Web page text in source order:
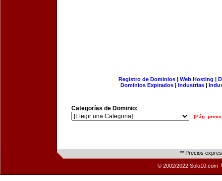
Registro de Dominios| Web Hosting |
Dominios Expirados | Industrias |
Categorías de Dominio:
[Pág.
** Precios
© 2002/2022 Solo10.com